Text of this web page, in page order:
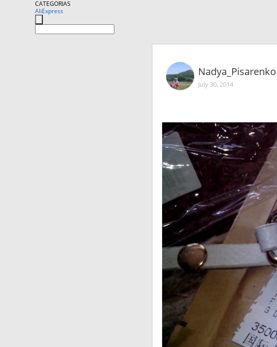
CATEGORIAS
AliExpress
Nadya_Pisarenko
July 30, 2014